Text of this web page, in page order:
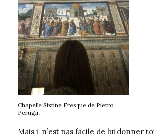
Chapelle Sixtine Fresque de Pietro
Perugin
Mais il n’est pas facile de lui donner